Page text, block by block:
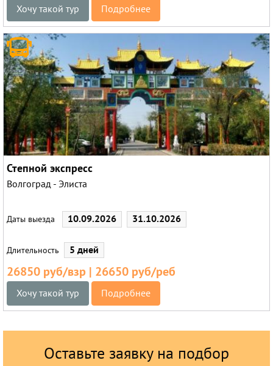
Хочу такой тур Подробнее
Степной экспресс
Волгоград - Элиста
Даты выезда 10.09.2026 31.10.2026
Длительность 5 дней
26850 руб/взр | 26650 руб/реб
Хочу такой тур Подробнее
Оставьте заявку на подбор